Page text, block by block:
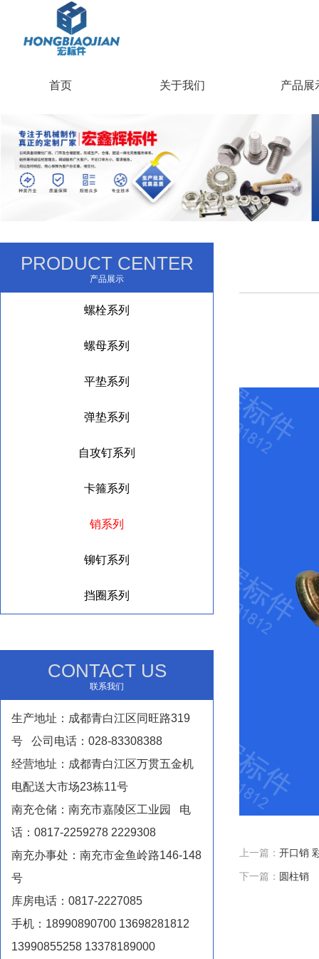
首页 关于我们 产品展
PRODUCT CENTER
产品展示
螺栓系列
螺母系列
平垫系列
弹垫系列
自攻钉系列
卡箍系列
销系列
铆钉系列
挡圈系列
CONTACT US
联系我们
生产地址：成都青白江区同旺路319
号 公司电话：028-83308388
经营地址：成都青白江区万贯五金机
电配送大市场23栋11号
南充仓储：南充市嘉陵区工业园 电
话：0817-2259278 2229308
南充办事处：南充市金鱼岭路146-148
号
库房电话：0817-2227085
手机：18990890700 13698281812
13990855258 13378189000
上一篇： 开口销
下一篇： 圆柱销